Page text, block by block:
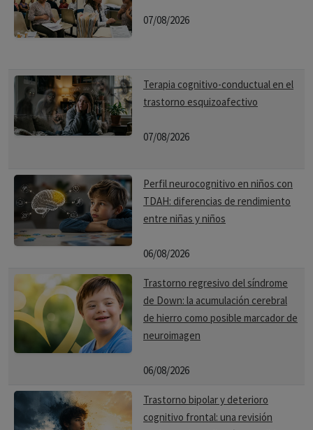
07/08/2026
Terapia cognitivo-conductual en el
trastorno esquizoafectivo
07/08/2026
Perfil neurocognitivo en niños con
TDAH: diferencias de rendimiento
entre niñas y niños
06/08/2026
Trastorno regresivo del síndrome
de Down: la acumulación cerebral
de hierro como posible marcador de
neuroimagen
06/08/2026
Trastorno bipolar y deterioro
cognitivo frontal: una revisión